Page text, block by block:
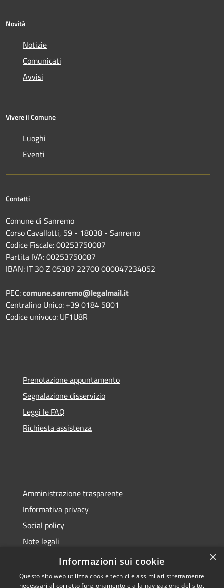
Novità
Notizie
Comunicati
Avvisi
Vivere il Comune
Luoghi
Eventi
Contatti
Comune di Sanremo
Corso Cavallotti, 59 - 18038 - Sanremo
Codice Fiscale: 00253750087
Partita IVA: 00253750087
IBAN: IT 30 Z 05387 22700 000047234052
PEC:comune.sanremo@legalmail.it
Centralino Unico: +39 0184 5801
Codice univoco: UF1U8R
Prenotazione appuntamento
Segnalazione disservizio
Leggi le FAQ
Richiesta assistenza
Amministrazione trasparente
Informativa privacy
Social policy
Note legali
Dichiarazione di accessibilità
×
Informazioni sui cookie
Questo sito web utilizza cookie tecnici e assimilati strettamente
necessari al corretto funzionamento e alla navigazione del sito,